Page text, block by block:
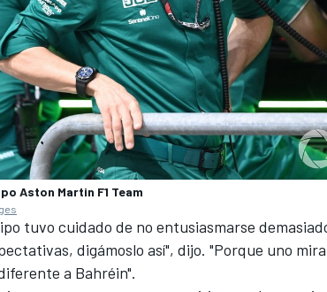
Aston Martin F1 Team
tuvo cuidado de no entusiasmarse
digámoslo así", dijo. "Porque uno
a Bahréin".